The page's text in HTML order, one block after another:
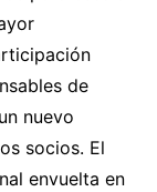
de
nuevo
socios. El
envuelta en